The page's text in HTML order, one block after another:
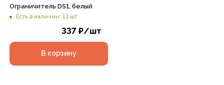
Ограничитель DS1, белый
Есть в наличии: 13 шт
337₽/шт
В корзину